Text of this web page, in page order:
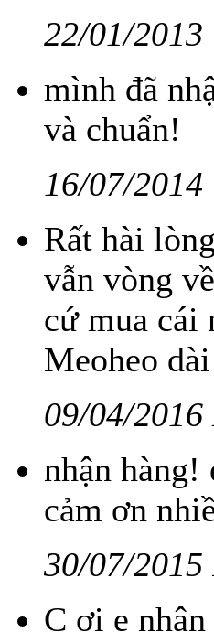
22/01/2013
mình đã
và chuẩn!
16/07/2014
Rất hài
vẫn vòng
cứ mua cái
Meoheo
09/04/
nhận hàng!
cảm ơn
30/07/2015
C ơi e